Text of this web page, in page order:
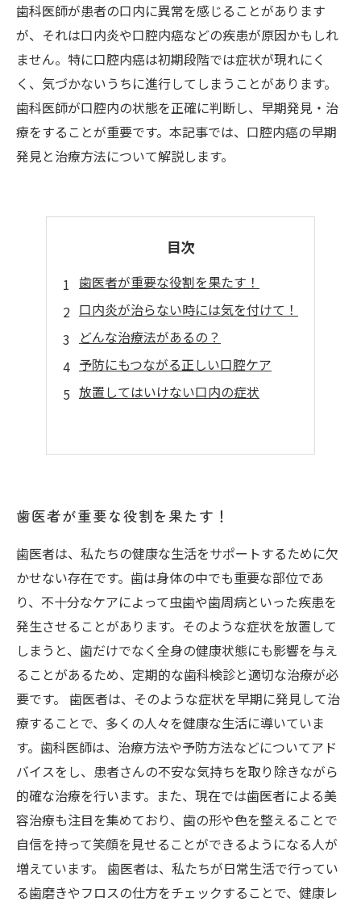
歯科医師が患者の口内に異常を感じることがあります
が、それは口内炎や口腔内癌などの疾患が原因かもしれ
ません。特に口腔内癌は初期段階では症状が現れにく
く、気づかないうちに進行してしまうことがあります。
歯科医師が口腔内の状態を正確に判断し、早期発見・治
療をすることが重要です。本記事では、口腔内癌の早期
発見と治療方法について解説します。
目次
歯医者が重要な役割を果たす！
口内炎が治らない時には気を付けて！
どんな治療法があるの？
予防にもつながる正しい口腔ケア
放置してはいけない口内の症状
歯医者が重要な役割を果たす！
歯医者は、私たちの健康な生活をサポートするために欠
かせない存在です。歯は身体の中でも重要な部位であ
り、不十分なケアによって虫歯や歯周病といった疾患を
発生させることがあります。そのような症状を放置して
しまうと、歯だけでなく全身の健康状態にも影響を与え
ることがあるため、定期的な歯科検診と適切な治療が必
要です。 歯医者は、そのような症状を早期に発見して治
療することで、多くの人々を健康な生活に導いていま
す。歯科医師は、治療方法や予防方法などについてアド
バイスをし、患者さんの不安な気持ちを取り除きながら
的確な治療を行います。また、現在では歯医者による美
容治療も注目を集めており、歯の形や色を整えることで
自信を持って笑顔を見せることができるようになる人が
増えています。 歯医者は、私たちが日常生活で行ってい
る歯磨きやフロスの仕方をチェックすることで、健康レ